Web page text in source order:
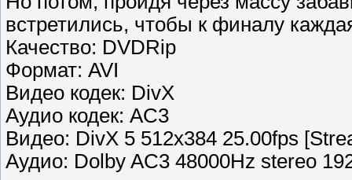
встретились, чтобы к финалу
Качество: DVDRip
Формат: AVI
Видео кодек: DivX
Аудио кодек: AC3
Видео: DivX 5 512x384 25.00fps
Аудио: Dolby AC3 48000Hz stereo